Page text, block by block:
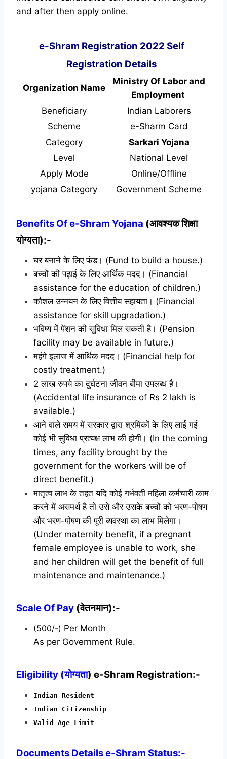
and after then apply online.
e-Shram Registration 2022 Self
Registration Details
Organization Name
Ministry Of Labor and
Employment
Beneficiary
Indian Laborers
Scheme
e-Sharm Card
Category
Sarkari Yojana
Level
National Level
Apply Mode
Online/Offline
yojana Category
Government Scheme
Benefits Of e-Shram Yojana (आवश्यक शिक्षा
योग्यता):-
घर बनाने के लिए फंड। (Fund to build a house.)
बच्चों की पढ़ाई के लिए आर्थिक मदद। (Financial
assistance for the education of children.)
कौशल उन्नयन के लिए वित्तीय सहायता। (Financial
assistance for skill upgradation.)
भविष्य में पेंशन की सुविधा मिल सकती है। (Pension
facility may be available in future.)
महंगे इलाज में आर्थिक मदद। (Financial help for
costly treatment.)
2 लाख रुपये का दुर्घटना जीवन बीमा उपलब्ध है।
(Accidental life insurance of Rs 2 lakh is
available.)
आने वाले समय में सरकार द्वारा श्रमिकों के लिए लाई गई
कोई भी सुविधा प्रत्यक्ष लाभ की होगी। (In the coming
times, any facility brought by the
government for the workers will be of
direct benefit.)
मातृत्व लाभ के तहत यदि कोई गर्भवती महिला कर्मचारी काम
करने में असमर्थ है तो उसे और उसके बच्चों को भरण-पोषण
और भरण-पोषण की पूरी व्यवस्था का लाभ मिलेगा।
(Under maternity benefit, if a pregnant
female employee is unable to work, she
and her children will get the benefit of full
maintenance and maintenance.)
Scale Of Pay (वेतनमान):-
(500/-) Per Month
As per Government Rule.
Eligibility (योग्यता) e-Shram Registration:-
Indian Resident
Indian Citizenship
Valid Age Limit
Documents Details e-Shram Status:-